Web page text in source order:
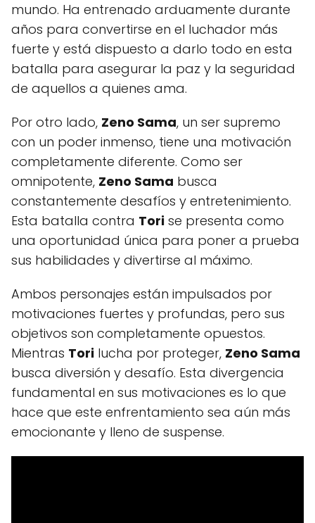
mundo. Ha entrenado arduamente durante
años para convertirse en el luchador más
fuerte y está dispuesto a darlo todo en esta
batalla para asegurar la paz y la seguridad
de aquellos a quienes ama.
Por otro lado, Zeno Sama, un ser supremo
con un poder inmenso, tiene una motivación
completamente diferente. Como ser
omnipotente, Zeno Sama busca
constantemente desafíos y entretenimiento.
Esta batalla contra Tori se presenta como
una oportunidad única para poner a prueba
sus habilidades y divertirse al máximo.
Ambos personajes están impulsados por
motivaciones fuertes y profundas, pero sus
objetivos son completamente opuestos.
Mientras Tori lucha por proteger, Zeno Sama
busca diversión y desafío. Esta divergencia
fundamental en sus motivaciones es lo que
hace que este enfrentamiento sea aún más
emocionante y lleno de suspense.